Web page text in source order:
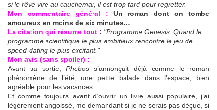
si le rêve vire au cauchemar, il est trop tard pour regretter.
Mon commentaire général :
Un roman dont on tombe
amoureux en moins de six minutes…
La citation qui résume tout : "Programme Genesis. Quand le
programme scientifique le plus ambitieux rencontre le jeu de
speed-dating le plus excitant."
Mon avis (sans spoiler) :
Avant sa sortie, Phobos s’annonçait déjà comme le roman
phénomène de l’été, une petite balade dans l’espace, bien
agréable pour les vacances.
Et comme toujours avant d’ouvrir un livre aussi populaire, j’ai
légèrement angoissé, me demandant si je ne serais pas déçue, si